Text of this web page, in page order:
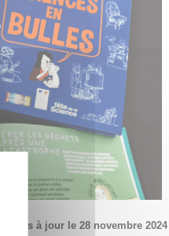
Mis à jour le 28 novembre 2024